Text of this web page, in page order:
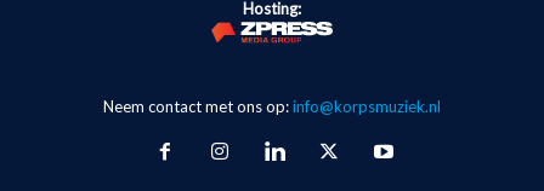
Hosting:
Neem contact met ons op:info@korpsmuziek.nl